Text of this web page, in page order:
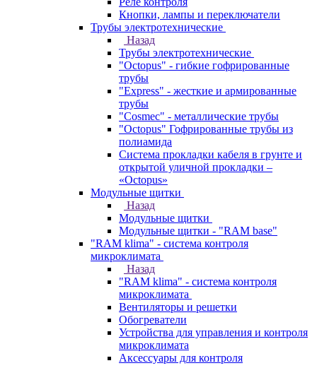
Кнопки, лампы и переключатели
Трубы электротехнические
Назад
Трубы электротехнические
"Octopus" - гибкие гофрированные
трубы
"Express" - жесткие и армированные
трубы
"Cosmec" - металлические трубы
"Octopus" Гофрированные трубы из
полиамида
Система прокладки кабеля в грунте и
открытой уличной прокладки –
«Octopus»
Модульные щитки
Назад
Модульные щитки
Модульные щитки - "RAM base"
"RAM klima" - система контроля
микроклимата
Назад
"RAM klima" - система контроля
микроклимата
Вентиляторы и решетки
Обогреватели
Устройства для управления и контроля
микроклимата
Аксессуары для контроля